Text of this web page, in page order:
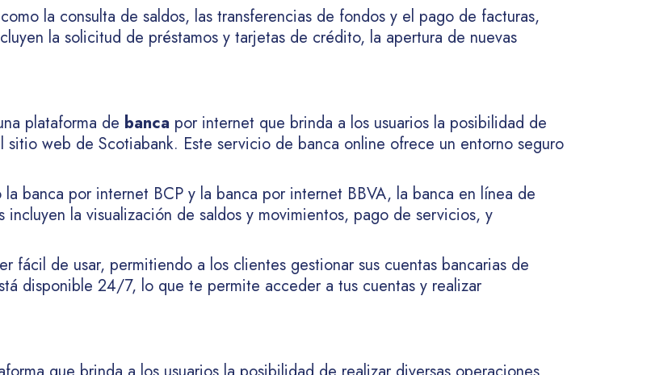
la consulta de saldos, las transferencias de fondos y el pago de facturas,
la solicitud de préstamos y tarjetas de crédito, la apertura de nuevas
plataforma de banca por internet que brinda a los usuarios la posibilidad de
sitio web de Scotiabank. Este servicio de banca online ofrece un entorno seguro
banca por internet BCP y la banca por internet BBVA, la banca en línea de
la visualización de saldos y movimientos, pago de servicios, y
fácil de usar, permitiendo a los clientes gestionar sus cuentas bancarias de
disponible 24/7, lo que te permite acceder a tus cuentas y realizar